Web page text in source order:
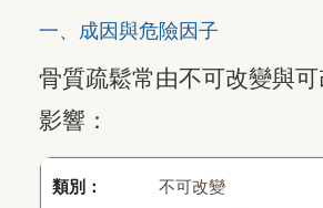
一、成因與危險因子
骨質疏鬆常由不可改變與
影響：
不可改變